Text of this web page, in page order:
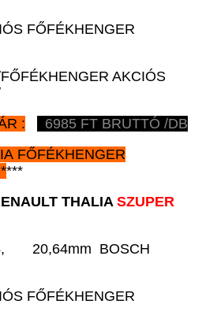
FŐFÉKHENGER
AKCIÓS
:
6985 FT BRUTTÓ /DB
FŐFÉKHENGER
***
THALIA SZUPER
20,64mm BOSCH
FŐFÉKHENGER